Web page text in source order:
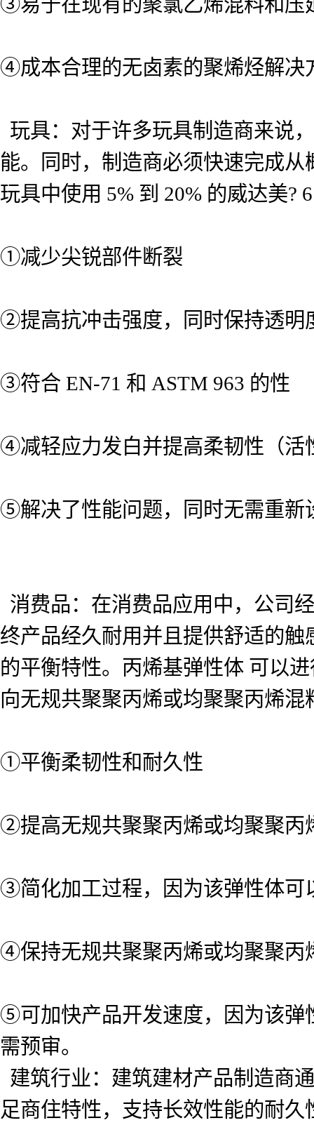
④成本合理的无卤素的聚烯烃解决
玩具：对于许多玩具制造商来说
能。同时，制造商必须快速完成
玩具中使用 5% 到 20% 的威达美?
①减少尖锐部件断裂
②提高抗冲击强度，同时保持透明
③符合 EN-71 和 ASTM 963 的性
④减轻应力发白并提高柔韧性（活
⑤解决了性能问题，同时无需重新
消费品：在消费品应用中，公司
终产品经久耐用并且提供舒适的
的平衡特性。丙烯基弹性体 可以
向无规共聚聚丙烯或均聚聚丙烯
①平衡柔韧性和耐久性
②提高无规共聚聚丙烯或均聚聚丙
③简化加工过程，因为该弹性体可
④保持无规共聚聚丙烯或均聚聚丙
⑤可加快产品开发速度，因为该弹
需预审。
建筑行业： 建筑建材产品制造商
足商住特性，支持长效性能的耐